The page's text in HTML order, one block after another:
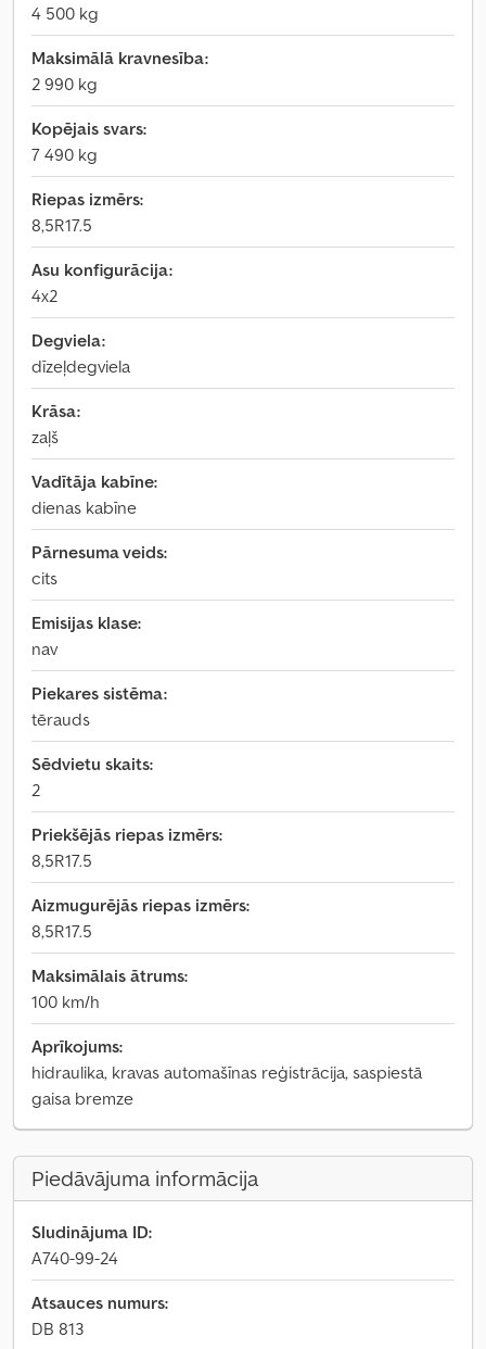
4 500 kg
Maksimālā kravnesība:
2 990 kg
Kopējais svars:
7 490 kg
Riepas izmērs:
8,5R17.5
Asu konfigurācija:
4x2
Degviela:
dīzeļdegviela
Krāsa:
zaļš
Vadītāja kabīne:
dienas kabīne
Pārnesuma veids:
cits
Emisijas klase:
nav
Piekares sistēma:
tērauds
Sēdvietu skaits:
2
Priekšējās riepas izmērs:
8,5R17.5
Aizmugurējās riepas izmērs:
8,5R17.5
Maksimālais ātrums:
100 km/h
Aprīkojums:
hidraulika, kravas automašīnas reģistrācija, saspiestā
gaisa bremze
Piedāvājuma informācija
Sludinājuma ID:
A740-99-24
Atsauces numurs:
DB 813